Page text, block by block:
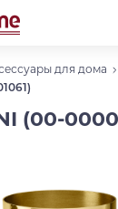
для дома
(00-